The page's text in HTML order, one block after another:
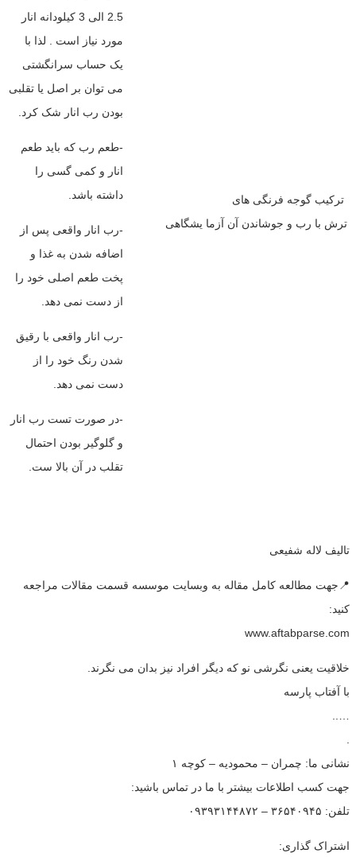
ترکیب گوجه فرنگی های
ترش با رب و جوشاندن آن آزما یشگاهی
2.5 الی 3 کیلودانه انار
مورد نیاز است . لذا با
یک حساب سرانگشتی
می توان بر اصل یا تقلبی
بودن رب انار شک کرد.
-طعم رب که باید طعم
انار و کمی گسی را
داشته باشد.
-رب انار واقعی پس از
اضافه شدن به غذا و
پخت طعم اصلی خود را
از دست نمی دهد.
-رب انار واقعی با رقیق
شدن رنگ خود را از
دست نمی دهد.
-در صورت تست رب انار
و گلوگیر بودن احتمال
تقلب در آن بالا ست.
تالیف لاله شفیعی
📍جهت مطالعه کامل مقاله به وبسایت موسسه قسمت مقالات مراجعه
کنید:
www.aftabparse.com
خلاقیت یعنی نگرشی نو که دیگر افراد نیز بدان می نگرند.
با آفتاب پارسه
نشانی ما: چمران – محمودیه – کوچه ۱
جهت کسب اطلاعات بیشتر با ما در تماس باشید:
تلفن: ۳۶۵۴۰۹۴۵ – ۰۹۳۹۳۱۴۴۸۷۲
اشتراک گذاری: